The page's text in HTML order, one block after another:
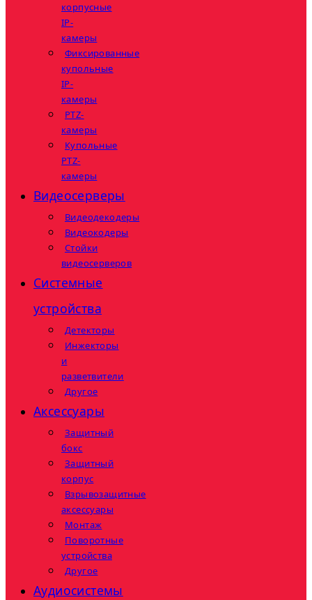
корпусные
IP-
камеры
Фиксированные
купольные
IP-
камеры
PTZ-
камеры
Купольные
PTZ-
камеры
Видеосерверы
Видеодекодеры
Видеокодеры
Стойки
видеосерверов
Системные
устройства
Детекторы
Инжекторы
и
разветвители
Другое
Аксессуары
Защитный
бокс
Защитный
корпус
Взрывозащитные
аксессуары
Монтаж
Поворотные
устройства
Другое
Аудиосистемы